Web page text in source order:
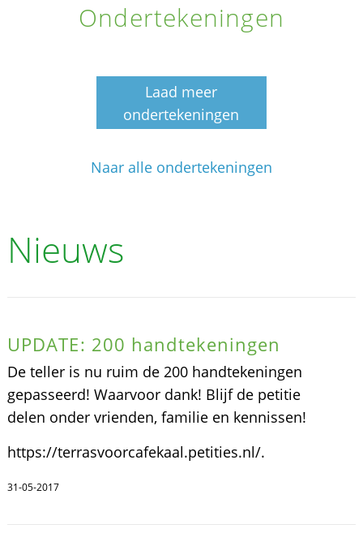
Ondertekeningen
Laad meer
ondertekeningen
Naar alle ondertekeningen
Nieuws
UPDATE: 200 handtekeningen
De teller is nu ruim de 200 handtekeningen
gepasseerd! Waarvoor dank! Blijf de petitie
delen onder vrienden, familie en kennissen!
https://terrasvoorcafekaal.petities.nl/.
31-05-2017